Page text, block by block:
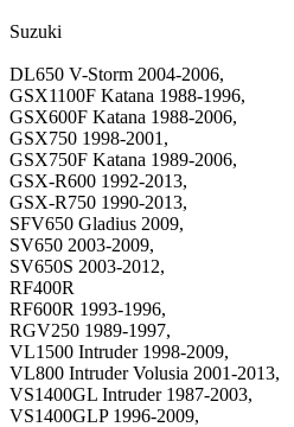
Suzuki
DL650 V-Storm 2004-2006,
GSX1100F Katana 1988-1996,
GSX600F Katana 1988-2006,
GSX750 1998-2001,
GSX750F Katana 1989-2006,
GSX-R600 1992-2013,
GSX-R750 1990-2013,
SFV650 Gladius 2009,
SV650 2003-2009,
SV650S 2003-2012,
RF400R
RF600R 1993-1996,
RGV250 1989-1997,
VL1500 Intruder 1998-2009,
VL800 Intruder Volusia 2001-2013,
VS1400GL Intruder 1987-2003,
VS1400GLP 1996-2009,